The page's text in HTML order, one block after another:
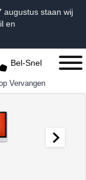
augustus staan wij
en
Bel-Snel
Vervangen